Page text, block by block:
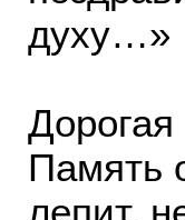
духу…»
Память